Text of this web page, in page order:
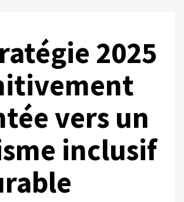
2025
vers un
inclusif